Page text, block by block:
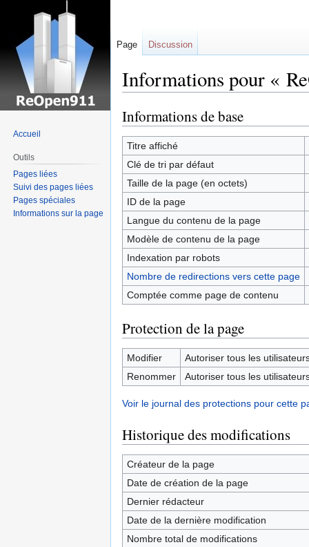
Informations pour «
Sauter
à
la
navigation
Sauter
à
la
recherche
Informations de base
Titre affiché
Clé de tri par défaut
Taille de la page (en octets)
ID de la page
Langue du contenu de la page
Modèle de contenu de la page
Indexation par robots
Nombre de redirections vers cette page
Comptée comme page de contenu
Protection de la page
Modifier
Autoriser tous les
Renommer
Autoriser tous les
Voir le journal des protections pour cette
Historique des modifications
Créateur de la page
Date de création de la page
Dernier rédacteur
Date de la dernière modification
Nombre total de modifications
Page Discussion
Accueil
Outils
Pages liées
Suivi des pages liées
Pages spéciales
Informations sur la page